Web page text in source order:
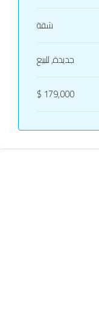
شقة
جديدة, للبيع
179,000 $